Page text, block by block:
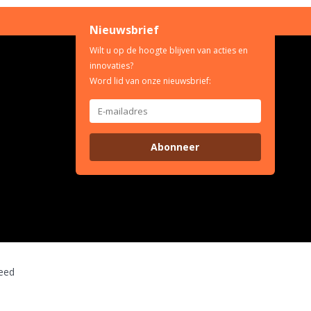
Nieuwsbrief
Wilt u op de hoogte blijven van acties en
innovaties?
Word lid van onze nieuwsbrief:
Abonneer